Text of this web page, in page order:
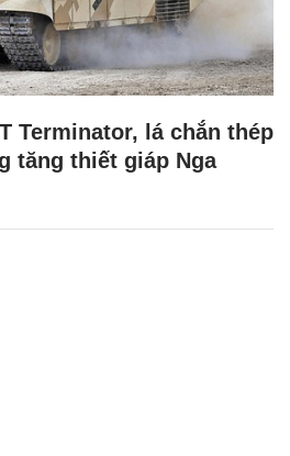
Terminator, lá chắn thép
tăng thiết giáp Nga